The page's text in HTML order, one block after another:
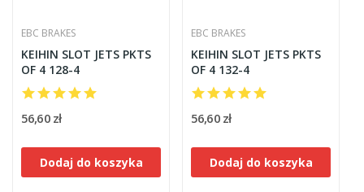
EBC BRAKES
KEIHIN SLOT JETS PKTS
OF 4 128-4
56,60 zł
Dodaj do koszyka
EBC BRAKES
KEIHIN SLOT JETS PKTS
OF 4 132-4
56,60 zł
Dodaj do koszyka